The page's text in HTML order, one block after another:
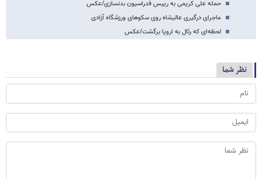
حمله علی کریمی به رییس فدراسیون بدنسازی/عکس
ماجرای درگیری عالیشاه روی سکوهای ورزشگاه آزادی
لحظه‌ای که رئال به اروپا برگشت/عکس
نظر شما